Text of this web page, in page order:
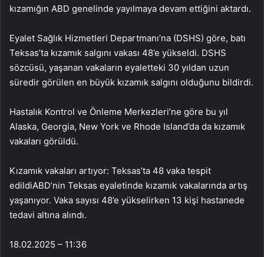
kızamığın ABD genelinde yayılmaya devam ettiğini aktardı.
Eyalet Sağlık Hizmetleri Departmanı’na (DSHS) göre, batı
Teksas’ta kızamık salgını vakası 48’e yükseldi. DSHS
sözcüsü, yaşanan vakaların eyaletteki 30 yıldan uzun
süredir görülen en büyük kızamık salgını olduğunu bildirdi.
Hastalık Kontrol ve Önleme Merkezleri’ne göre bu yıl
Alaska, Georgia, New York ve Rhode Island’da da kızamık
vakaları görüldü.
Kızamık vakaları artıyor: Teksas’ta 48 vaka tespit
edildiABD’nin Teksas eyaletinde kızamık vakalarında artış
yaşanıyor. Vaka sayısı 48’e yükselirken 13 kişi hastanede
tedavi altına alındı.
18.02.2025 – 11:36